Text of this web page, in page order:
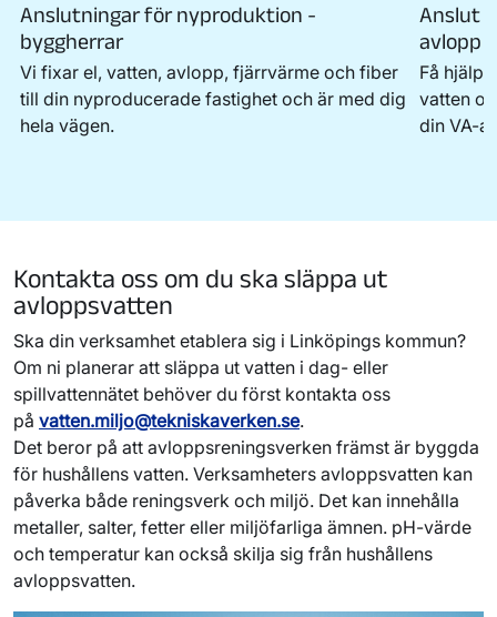
Anslutningar för nyproduktion -
byggherrar
Vi fixar el, vatten, avlopp, fjärrvärme och fiber
till din nyproducerade fastighet och är med dig
hela vägen.
Anslut
avlopp i
Få hjälp
vatten
din VA-
Kontakta oss om du ska släppa ut
avloppsvatten
Ska din verksamhet etablera sig i Linköpings kommun?
Om ni planerar att släppa ut vatten i dag- eller
spillvattennätet behöver du först kontakta oss
på vatten.miljo@tekniskaverken.se.
Det beror på att avloppsreningsverken främst är byggda
för hushållens vatten. Verksamheters avloppsvatten kan
påverka både reningsverk och miljö. Det kan innehålla
metaller, salter, fetter eller miljöfarliga ämnen. pH-värde
och temperatur kan också skilja sig från hushållens
avloppsvatten.